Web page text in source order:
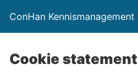
ConHan Kennismanagement
Cookie statement